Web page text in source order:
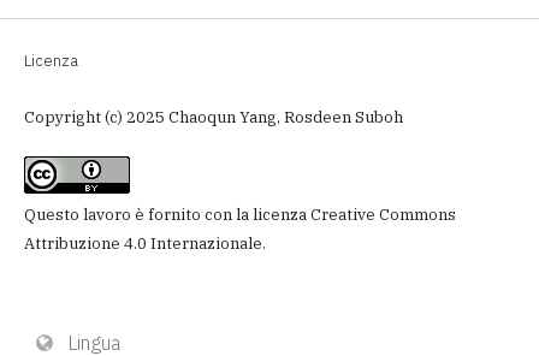
Licenza
Copyright (c) 2025 Chaoqun Yang, Rosdeen Suboh
Questo lavoro è fornito con la licenzaCreative Commons
Attribuzione 4.0 Internazionale.
Lingua